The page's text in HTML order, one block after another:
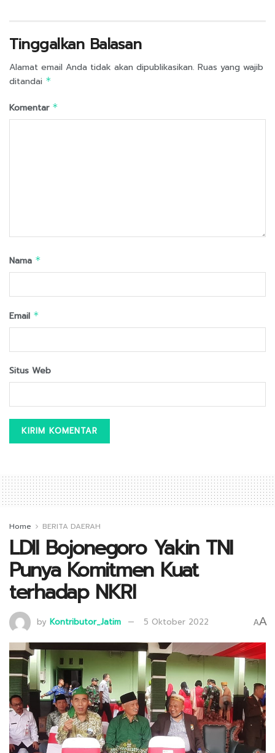
Tinggalkan Balasan
Alamat email Anda tidak akan dipublikasikan. Ruas yang wajib
ditandai *
Komentar *
Nama *
Email *
Situs Web
Home BERITA DAERAH
LDII Bojonegoro Yakin TNI
Punya Komitmen Kuat
terhadap NKRI
by Kontributor_Jatim 5 Oktober 2022 AA